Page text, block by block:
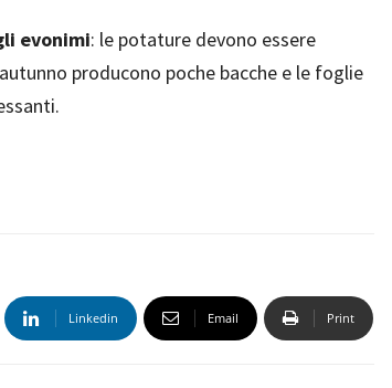
evonimi: le potature devono essere
producono poche bacche e le foglie
Linkedin Email Print